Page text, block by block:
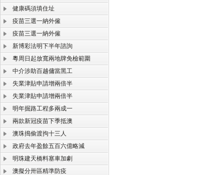
健康碼須填住址
疫苗三選一納外僱
疫苗三選一納外僱
新博彩法明下半年諮詢
粵周日起放寬兩地牌免檢範圍
中介涉助百越傭當黑工
失業津貼申請增兩倍半
失業津貼申請增兩倍半
明年掘路工程多兩成一
兩款新冠疫苗下季抵澳
澳珠搗偷渡拘十三人
政府去年盈餘五百六億略減
明珠建天橋料塞車加劇
澳擬分卅區精準防疫